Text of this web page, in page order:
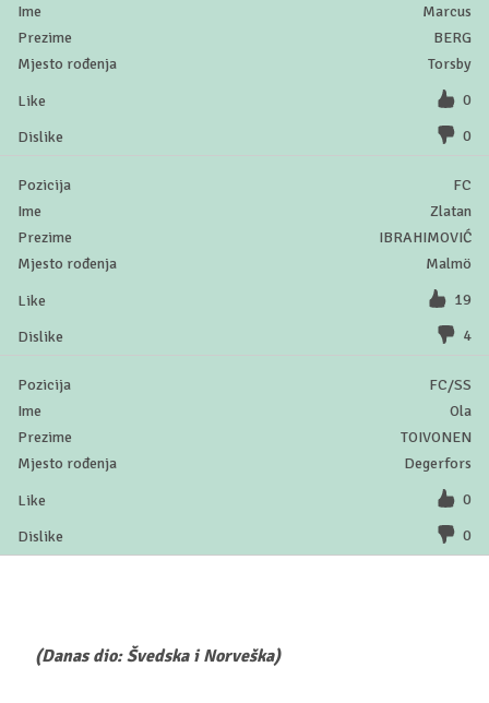
Marcus
BERG
Torsby
0
0
FC
Zlatan
IBRAHIMOVIĆ
Malmö
19
4
FC/SS
Ola
TOIVONEN
Degerfors
0
0
(Danas dio: Švedska i Norveška)